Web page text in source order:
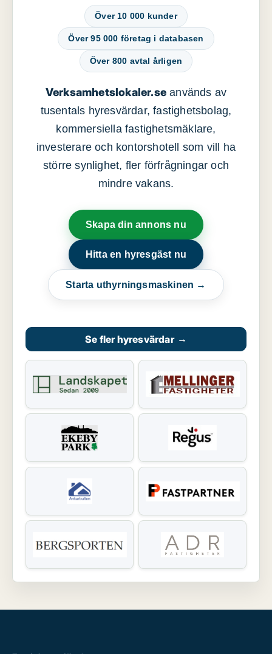
Över 10 000 kunder
Över 95 000 företag i databasen
Över 800 avtal årligen
Verksamhetslokaler.se används av
tusentals hyresvärdar, fastighetsbolag,
kommersiella fastighetsmäklare,
investerare och kontorshotell som vill ha
större synlighet, fler förfrågningar och
mindre vakans.
Skapa din annons nu
Hitta en hyresgäst nu
Starta uthyrningsmaskinen →
Se fler hyresvärdar →